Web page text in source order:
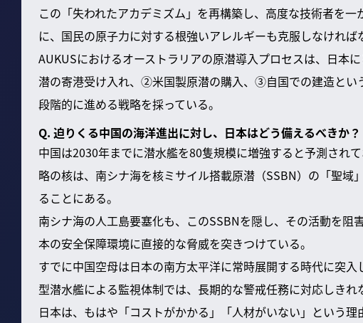
この「失われたアカデミズム」を再構築し、高度な技術者を
に、国民の原子力に対する根強いアレルギーも克服しなければ
AUKUSにおけるオーストラリアの原潜導入プロセスは、日本
潜の寄港受け入れ、②米国製原潜の購入、③自国での建造とい
段階的に進める戦略を採っている。
Q. 迫りくる中国の海洋進出に対し、日本はどう備えるべきか？
中国は2030年までに潜水艦を80隻規模に増強すると予測され
略の核は、南シナ海を核ミサイル搭載原潜（SSBN）の「聖域
ることにある。
南シナ海の人工島要塞化も、このSSBNを隠し、その活動を阻
本の安全保障環境に直接的な脅威を突きつけている。
すでに中国空母は日本の南方太平洋に常時展開する時代に突
型潜水艦による監視体制では、長期的な警戒任務に対応しきれ
日本は、もはや「コストがかかる」「人材がいない」という